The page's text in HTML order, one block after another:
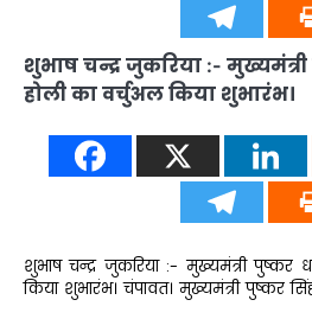
शुभाष चन्द्र जुकरिया :-
होली का वर्चुअल किया शुभारंभ।
शुभाष चन्द्र जुकरिया :- मुख्यमंत्री पुष्कर
किया शुभारंभ। चंपावत। मुख्यमंत्री पुष्कर